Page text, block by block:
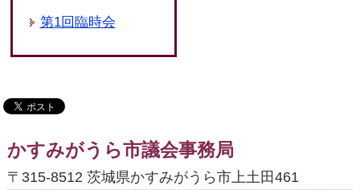
第1回臨時会
かすみがうら市議会事務局
〒315-8512 茨城県かすみがうら市上土田461